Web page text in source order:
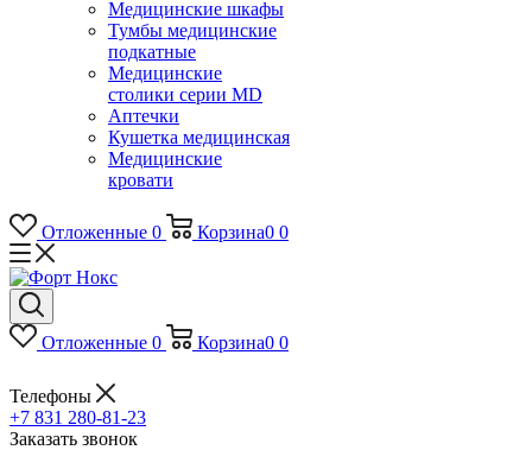
Медицинские шкафы
Тумбы медицинские
подкатные
Медицинские
столики серии MD
Аптечки
Кушетка медицинская
Медицинские
кровати
Отложенные 0 Корзина0 0
Отложенные 0 Корзина0 0
Телефоны
+7 831 280-81-23
Заказать звонок